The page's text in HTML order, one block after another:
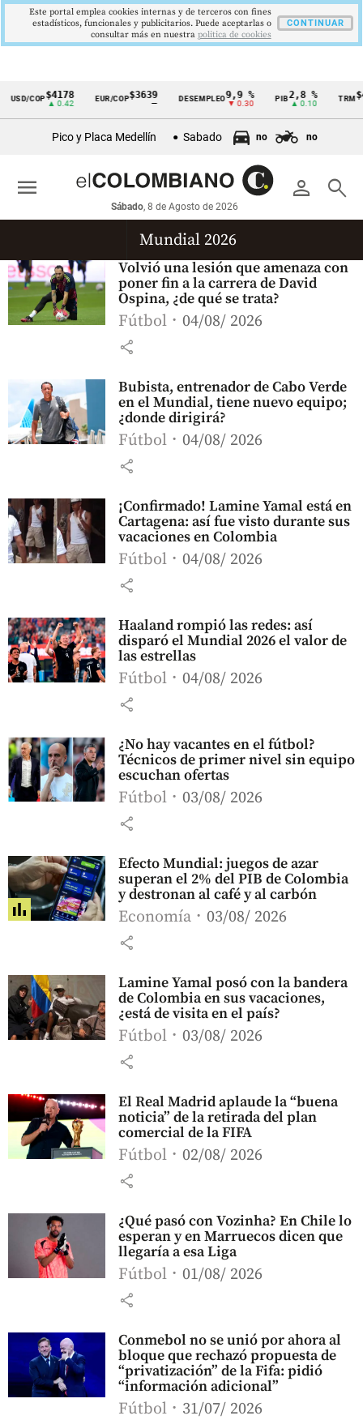
Cintillo
económicos
Colombia
USD/COP$4178
▲ 0.42
EUR/COP$3639
—
DESEMPLEO9,9 %
▼ 0.30
PIB 2,8 %
▲ 0.10
TRM
Pico y Placa Medellín Sabado no no
person search
Sábado, 8 de Agosto de 2026
menu
Mundial 2026
Volvió una lesión que amenaza con
poner fin a la carrera de David
Ospina, ¿de qué se trata?
Fútbol 04/08/ 2026
share
Bubista, entrenador de Cabo Verde
en el Mundial, tiene nuevo equipo;
¿donde dirigirá?
Fútbol 04/08/ 2026
share
¡Confirmado! Lamine Yamal está en
Cartagena: así fue visto durante sus
vacaciones en Colombia
Fútbol 04/08/ 2026
share
Haaland rompió las redes: así
disparó el Mundial 2026 el valor de
las estrellas
Fútbol 04/08/ 2026
share
¿No hay vacantes en el fútbol?
Técnicos de primer nivel sin equipo
escuchan ofertas
Fútbol 03/08/ 2026
share
Efecto Mundial: juegos de azar
superan el 2% del PIB de Colombia
y destronan al café y al carbón
Economía 03/08/ 2026
share
Lamine Yamal posó con la bandera
de Colombia en sus vacaciones,
¿está de visita en el país?
Fútbol 03/08/ 2026
share
El Real Madrid aplaude la “buena
noticia” de la retirada del plan
comercial de la FIFA
Fútbol 02/08/ 2026
share
¿Qué pasó con Vozinha? En Chile lo
esperan y en Marruecos dicen que
llegaría a esa Liga
Fútbol 01/08/ 2026
share
Conmebol no se unió por ahora al
bloque que rechazó propuesta de
“privatización” de la Fifa: pidió
“información adicional”
Fútbol 31/07/ 2026
Este portal emplea cookies internas y de terceros con fines
estadísticos, funcionales y publicitarios. Puede aceptarlas o
consultar más en nuestra politica de cookies
CONTINUAR